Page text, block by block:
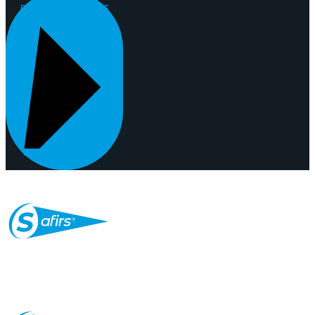
REQUEST A QUOTE